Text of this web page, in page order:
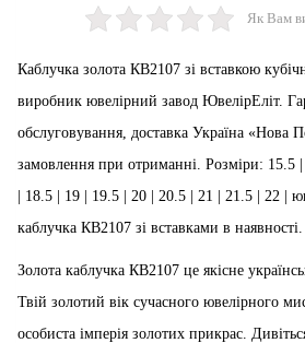
Як Вам
Каблучка золота КВ2107 зі вставкою
виробник ювелірний завод ЮвелірЕліт.
обслуговування, доставка Україна «Нова
замовлення при отриманні. Розміри: 15.5
| 18.5 | 19 | 19.5 | 20 | 20.5 | 21 | 21.5 | 22 |
каблучка КВ2107 зі вставками в наявності.
Золота каблучка КВ2107 це якісне
Твій золотий вік сучасного ювелірного
особиста імперія золотих прикрас.